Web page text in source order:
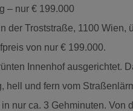
– nur € 199.000
der Troststraße, 1100 Wien,
von nur € 199.000.
Innenhof ausgerichtet.
hell und fern vom
nur ca. 3 Gehminuten. Von